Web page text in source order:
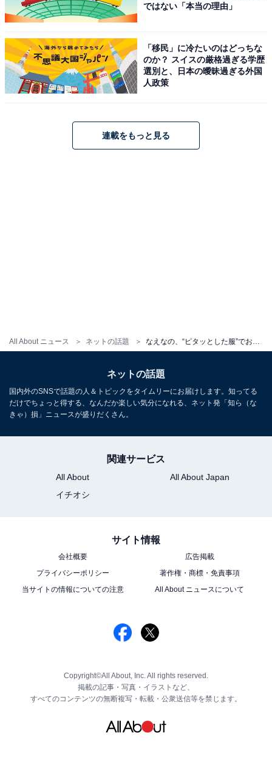
All About ニュース ネットの話題
ではない「本当の理由」
「移民」に冷たいのはどっちな
のか？ スイスの厳格過ぎる学歴
選別と、日本の曖昧過ぎる外国
人政策
連載をもっと見る
ネットの話題
国内外のSNSで話題の人＆トピックをタイムリーにお届けします。知ってる
だけでちょっと得する、なんだか楽しい気分になれる、ネット発「知ら（な
きゃ）損」ニュースが盛りだくさん。
関連サービス
All About
All About Japan
イチオシ
サイト情報
会社概要
広告掲載
プライバシーポリシー
著作権・商標・免責事項
当サイトの情報についての注意
All About ニュースについて
Copyright©All About, Inc. All rights reserved.
掲載の記事・写真・イラストなど、
すべてのコンテンツの無断複写・転載・公衆送信等を禁じます。